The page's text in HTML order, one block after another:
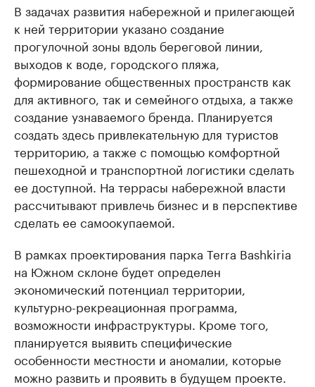
В задачах развития набережной и прилегающей
к ней территории указано создание
прогулочной зоны вдоль береговой линии,
выходов к воде, городского пляжа,
формирование общественных пространств как
для активного, так и семейного отдыха, а также
создание узнаваемого бренда. Планируется
создать здесь привлекательную для туристов
территорию, а также с помощью комфортной
пешеходной и транспортной логистики сделать
ее доступной. На террасы набережной власти
рассчитывают привлечь бизнес и в перспективе
сделать ее самоокупаемой.
В рамках проектирования парка Terra Bashkiria
на Южном склоне будет определен
экономический потенциал территории,
культурно-рекреационная программа,
возможности инфраструктуры. Кроме того,
планируется выявить специфические
особенности местности и аномалии, которые
можно развить и проявить в будущем проекте.